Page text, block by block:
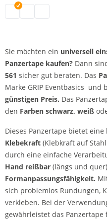
Panzertape | schwarz
Panzertape | weiß
Sie möchten ein universell
Panzertape kaufen? Dann
561 sicher gut beraten. Das
Marke GRIP Eventbasics und
günstigen Preis. Das
den Farben schwarz, weiß
Dieses Panzertape bietet eine
Klebekraft (Klebkraft auf
durch eine einfache
Hand reißbar (längs und
Formanpassungsfähigkeit.
sich problemlos Rundungen,
verkleben. Bei der
gewährleistet das